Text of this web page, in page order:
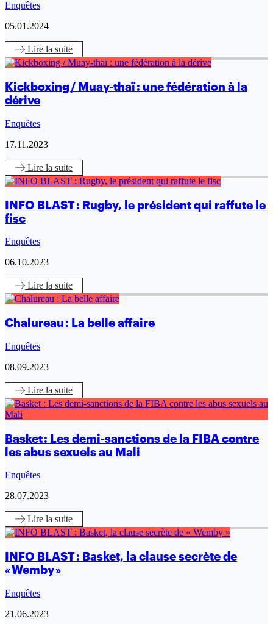
Enquêtes
05.01.2024
Lire la suite
Kickboxing / Muay-thaï : une fédération à la
dérive
Enquêtes
17.11.2023
Lire la suite
INFO BLAST : Rugby, le président qui raffute le
fisc
Enquêtes
06.10.2023
Lire la suite
Chalureau : La belle affaire
Enquêtes
08.09.2023
Lire la suite
Basket : Les demi-sanctions de la FIBA contre
les abus sexuels au Mali
Enquêtes
28.07.2023
Lire la suite
INFO BLAST : Basket, la clause secrète de
« Wemby »
Enquêtes
21.06.2023